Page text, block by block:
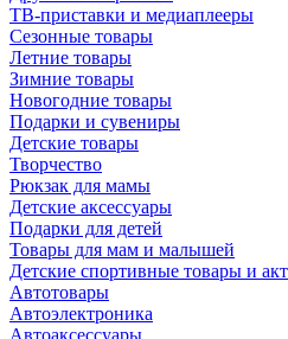
ТВ-приставки и медиаплееры
Сезонные товары
Летние товары
Зимние товары
Новогодние товары
Подарки и сувениры
Детские товары
Творчество
Рюкзак для мамы
Детские аксессуары
Подарки для детей
Товары для мам и малышей
Детские спортивные товары и
Автотовары
Автоэлектроника
Автоаксессуары